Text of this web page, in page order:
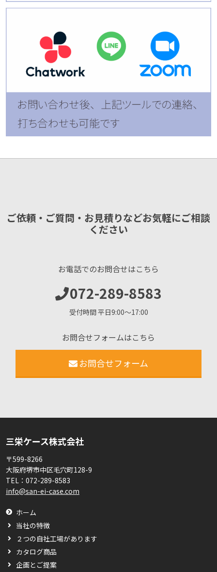
ご依頼・ご質問・お見積りなどお気軽にご相談
ください
お電話でのお問合せはこちら
072-289-8583
受付時間 平日9:00〜17:00
お問合せフォームはこちら
お問合せフォーム
三栄ケース株式会社
〒599-8266
大阪府堺市中区毛穴町128-9
TEL： 072-289-8583
info@san-ei-case.com
ホーム
当社の特徴
２つの自社工場があります
カタログ商品
企画とご提案